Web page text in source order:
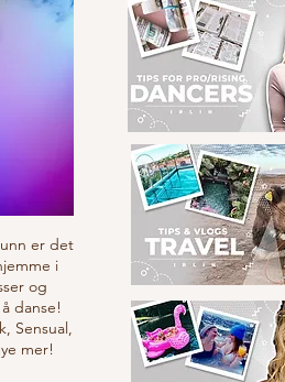
er det
i
og
danse!
Sensual,
mer!